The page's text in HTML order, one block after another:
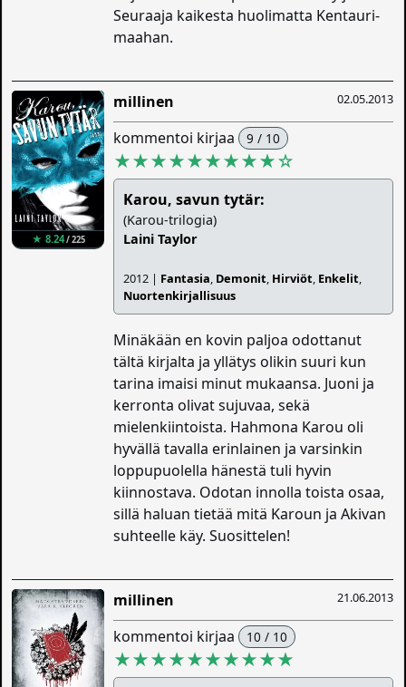
Seuraaja kaikesta huolimatta Kentauri-
maahan.
★ 8.24/ 225
02.05.2013
millinen
kommentoi kirjaa 9 / 10
★★★★★★★★★☆
Karou, savun tytär:
(Karou-trilogia)
Laini Taylor
2012 | Fantasia, Demonit, Hirviöt, Enkelit,
Nuortenkirjallisuus
Minäkään en kovin paljoa odottanut
tältä kirjalta ja yllätys olikin suuri kun
tarina imaisi minut mukaansa. Juoni ja
kerronta olivat sujuvaa, sekä
mielenkiintoista. Hahmona Karou oli
hyvällä tavalla erinlainen ja varsinkin
loppupuolella hänestä tuli hyvin
kiinnostava. Odotan innolla toista osaa,
sillä haluan tietää mitä Karoun ja Akivan
suhteelle käy. Suosittelen!
21.06.2013
millinen
kommentoi kirjaa 10 / 10
★★★★★★★★★★